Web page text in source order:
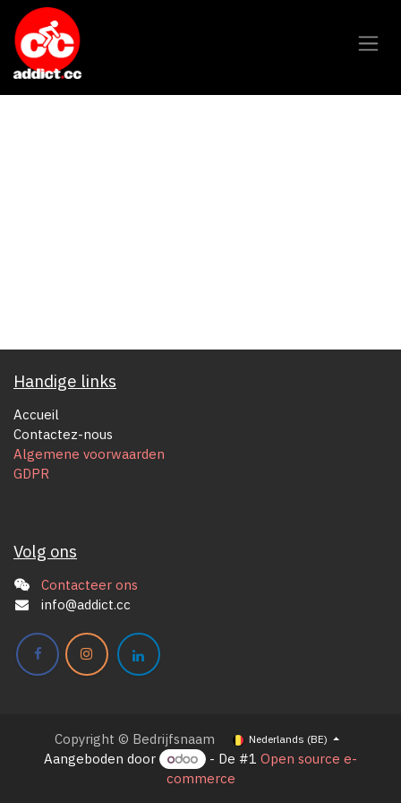
Overslaan naar inhoud
Handige links
Accueil
Contactez-nous
Algemene voorwaarden
GDPR
Volg ons
Contacteer ons
info@addict.cc
Copyright © Bedrijfsnaam Nederlands (BE)
Aangeboden door - De #1 Open source e-
commerce